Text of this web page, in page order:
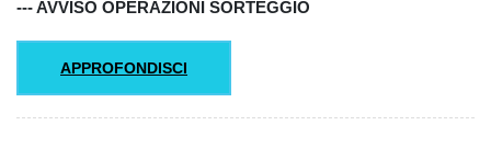
--- AVVISO OPERAZIONI SORTEGGIO
APPROFONDISCI